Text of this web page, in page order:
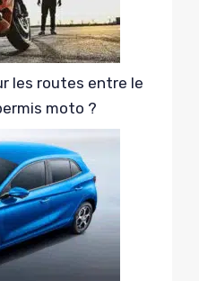
les routes entre le
moto ?